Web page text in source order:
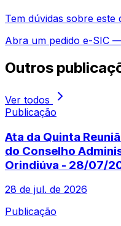
Tem dúvidas sobre este
Abra um pedido e-SIC
Outros
Ver todos
Publicação
Ata da Quinta
do Conselho
Orindiúva - 28/07/
28 de jul. de 2026
Publicação